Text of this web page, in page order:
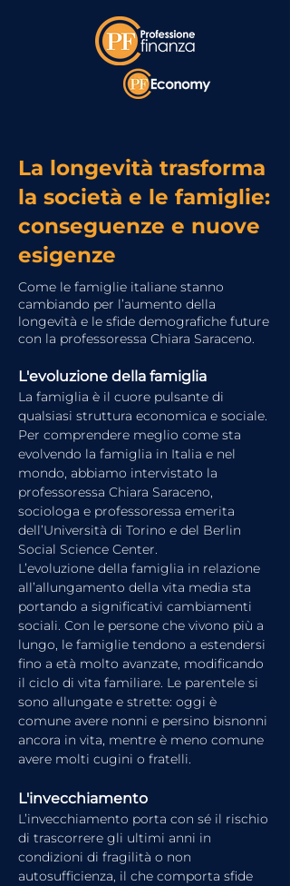
La longevità trasforma
la società e le famiglie:
conseguenze e nuove
esigenze
Come le famiglie italiane stanno
cambiando per l’aumento della
longevità e le sfide demografiche future
con la professoressa Chiara Saraceno.
L'evoluzione della famiglia
La famiglia è il cuore pulsante di
qualsiasi struttura economica e sociale.
Per comprendere meglio come sta
evolvendo la famiglia in Italia e nel
mondo, abbiamo intervistato la
professoressa Chiara Saraceno,
sociologa e professoressa emerita
dell’Università di Torino e del Berlin
Social Science Center.
L’evoluzione della famiglia in relazione
all’allungamento della vita media sta
portando a significativi cambiamenti
sociali. Con le persone che vivono più a
lungo, le famiglie tendono a estendersi
fino a età molto avanzate, modificando
il ciclo di vita familiare. Le parentele si
sono allungate e strette: oggi è
comune avere nonni e persino bisnonni
ancora in vita, mentre è meno comune
avere molti cugini o fratelli.
L'invecchiamento
L’invecchiamento porta con sé il rischio
di trascorrere gli ultimi anni in
condizioni di fragilità o non
autosufficienza, il che comporta sfide